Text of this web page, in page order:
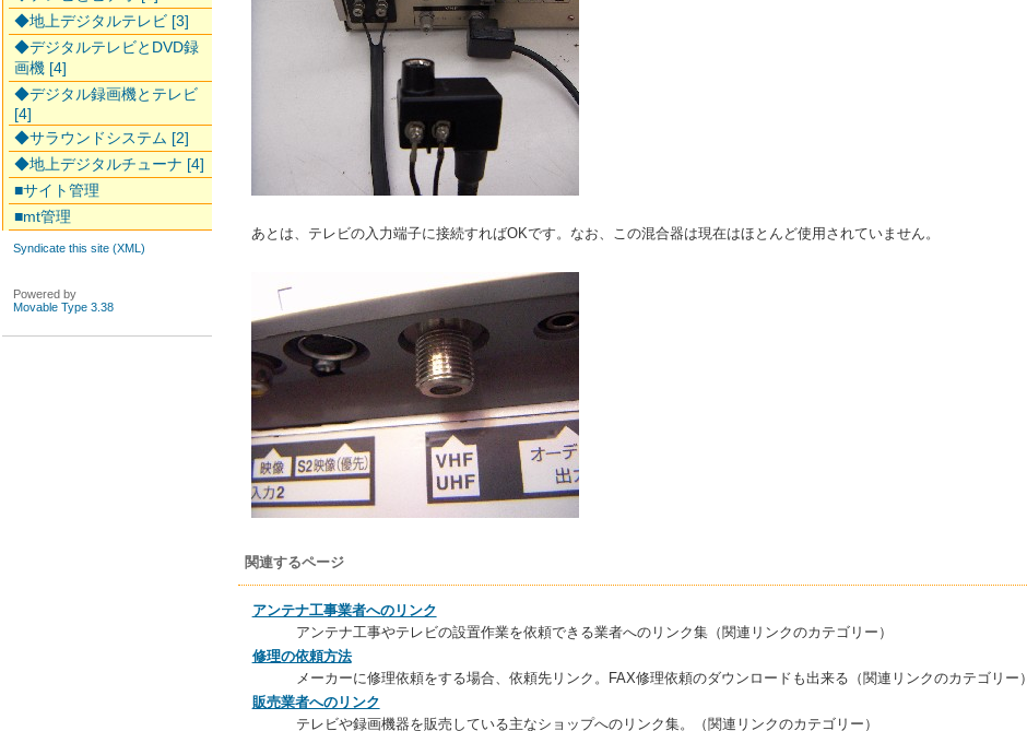
あとは、テレビの入力端子に接続すればOKです。なお、この混合器は現在はほとんど使用されていません。
関連するページ
アンテナ工事業者へのリンク
アンテナ工事やテレビの設置作業を依頼できる業者へのリンク集（関連リンクのカテゴリー）
修理の依頼方法
メーカーに修理依頼をする場合、依頼先リンク。FAX修理依頼のダウンロードも出来る（関連リンクのカテゴリー）
販売業者へのリンク
テレビや録画機器を販売している主なショップへのリンク集。（関連リンクのカテゴリー）
◆地上デジタルテレビ [3]
◆デジタルテレビとDVD録
画機 [4]
◆デジタル録画機とテレビ
[4]
◆サラウンドシステム [2]
◆地上デジタルチューナ [4]
■サイト管理
■mt管理
Syndicate this site (XML)
Powered by
Movable Type 3.38